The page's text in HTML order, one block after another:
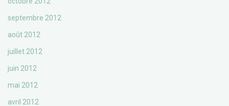
septembre 2012
août 2012
juillet 2012
juin 2012
mai 2012
avril 2012